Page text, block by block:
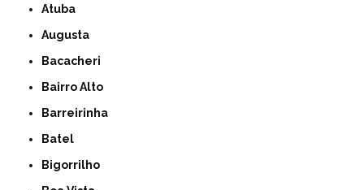
Atuba
Augusta
Bacacheri
Bairro Alto
Barreirinha
Batel
Bigorrilho